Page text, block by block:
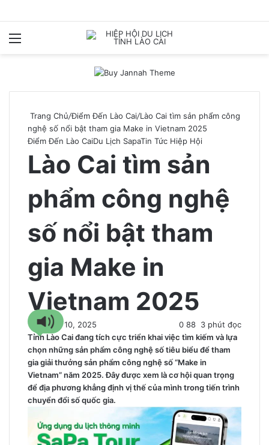
Menu
Trang Chủ/Điểm Đến Lào Cai/Lào Cai tìm sản phẩm công
nghệ số nổi bật tham gia Make in Vietnam 2025
Điểm Đến Lào CaiDu Lịch SapaTin Tức Hiệp Hội
Lào Cai tìm sản
phẩm công nghệ
số nổi bật tham
gia Make in
Vietnam 2025
13 Tháng 10, 2025 0 88 3 phút đọc
Tỉnh Lào Cai đang tích cực triển khai việc tìm kiếm và lựa
chọn những sản phẩm công nghệ số tiêu biểu để tham
gia giải thưởng sản phẩm công nghệ số “Make in
Vietnam” năm 2025. Đây được xem là cơ hội quan trọng
để địa phương khẳng định vị thế của mình trong tiến trình
chuyển đổi số quốc gia.